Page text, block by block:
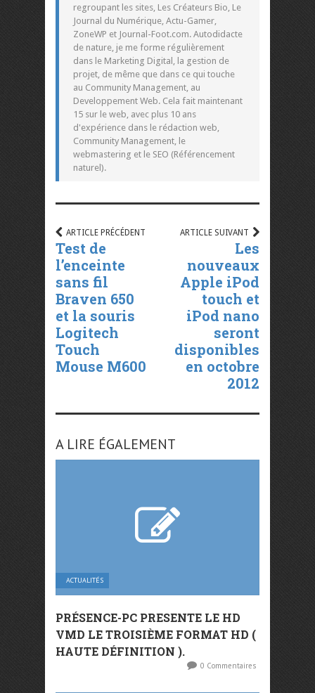
regroupant les sites, Les Créateurs Bio, Le
Journal du Numérique, Actu-Gamer,
ZoneWP et Journal-Foot.com. Autodidacte
de nature, je me forme régulièrement
dans le Marketing Digital, la gestion de
projet, de même que dans ce qui touche
au Community Management, au
Developpement Web. Cela fait maintenant
15 sur le web, avec plus 10 ans
d'expérience dans le rédaction web,
Community Management, le
webmastering et le SEO (Référencement
naturel).
ARTICLE PRÉCÉDENT
Test de
l’enceinte
sans fil
Braven 650
et la souris
Logitech
Touch
Mouse M600
ARTICLE SUIVANT
Les
nouveaux
Apple iPod
touch et
iPod nano
seront
disponibles
en octobre
2012
A LIRE ÉGALEMENT
ACTUALITÉS
PRÉSENCE-PC PRESENTE LE HD
VMD LE TROISIÈME FORMAT HD (
HAUTE DÉFINITION ).
0 Commentaires